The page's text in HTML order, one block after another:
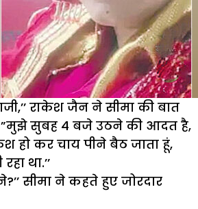
राकेश जैन ने सीमा की बात
सुबह 4 बजे उठने की आदत है,
हो कर चाय पीने बैठ जाता हूं,
था.’’
सीमा ने कहते हुए जोरदार